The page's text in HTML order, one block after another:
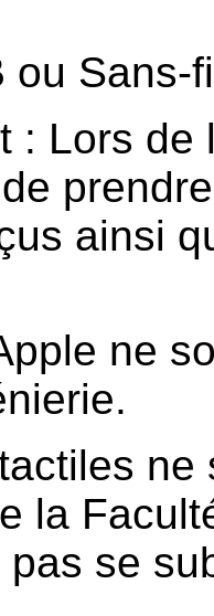
ou Sans-
: Lors de
ainsi
ne
la
se